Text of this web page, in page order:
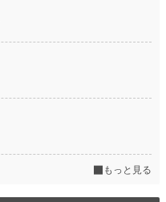
もっと見る